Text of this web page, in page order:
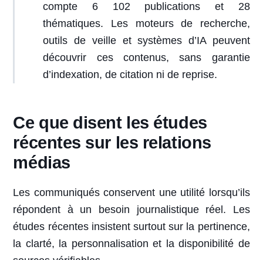
compte 6 102 publications et 28
thématiques. Les moteurs de recherche,
outils de veille et systèmes d’IA peuvent
découvrir ces contenus, sans garantie
d’indexation, de citation ni de reprise.
Ce que disent les études
récentes sur les relations
médias
Les communiqués conservent une utilité lorsqu’ils
répondent à un besoin journalistique réel. Les
études récentes insistent surtout sur la pertinence,
la clarté, la personnalisation et la disponibilité de